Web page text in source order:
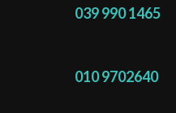
039 990 1465
010 9702640